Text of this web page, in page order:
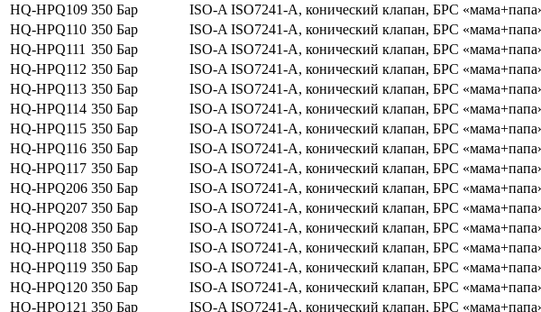
HQ-HPQ109 350 Бар
ISO-A ISO7241-A, конический клапан, БРС
HQ-HPQ110 350 Бар
ISO-A ISO7241-A, конический клапан, БРС
HQ-HPQ111 350 Бар
ISO-A ISO7241-A, конический клапан, БРС
HQ-HPQ112 350 Бар
ISO-A ISO7241-A, конический клапан, БРС
HQ-HPQ113 350 Бар
ISO-A ISO7241-A, конический клапан, БРС
HQ-HPQ114 350 Бар
ISO-A ISO7241-A, конический клапан, БРС
HQ-HPQ115 350 Бар
ISO-A ISO7241-A, конический клапан, БРС
HQ-HPQ116 350 Бар
ISO-A ISO7241-A, конический клапан, БРС
HQ-HPQ117 350 Бар
ISO-A ISO7241-A, конический клапан, БРС
HQ-HPQ206 350 Бар
ISO-A ISO7241-A, конический клапан, БРС
HQ-HPQ207 350 Бар
ISO-A ISO7241-A, конический клапан, БРС
HQ-HPQ208 350 Бар
ISO-A ISO7241-A, конический клапан, БРС
HQ-HPQ118 350 Бар
ISO-A ISO7241-A, конический клапан, БРС
HQ-HPQ119 350 Бар
ISO-A ISO7241-A, конический клапан, БРС
HQ-HPQ120 350 Бар
ISO-A ISO7241-A, конический клапан, БРС
HQ-HPQ121 350 Бар
ISO-A ISO7241-A, конический клапан, БРС